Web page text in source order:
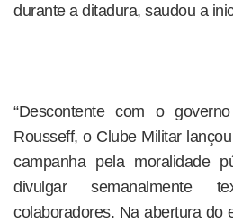
durante a ditadura, saudou a
“Descontente com o
Rousseff, o Clube Militar
campanha pela moralidade
divulgar semanalmente
colaboradores. Na abertura do